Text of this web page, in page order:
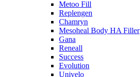
Metoo Fill
Replengen
Chamryn
Mesoheal Body HA Filler
Gana
Reneall
Success
Evolution
Univelo